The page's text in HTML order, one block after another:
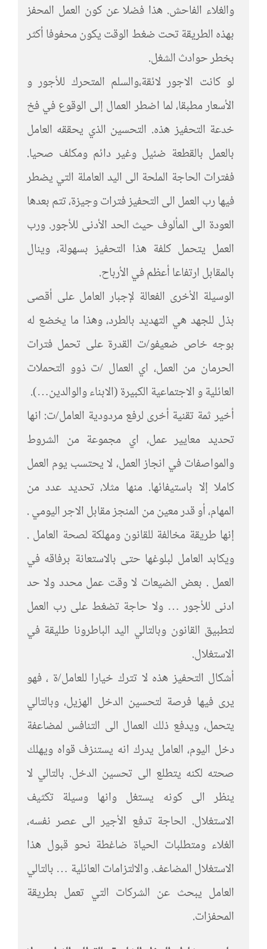
والغلاء الفاحش. هذا فضلا عن كون العمل المحفز
بهذه الطريقة تحت ضغط الوقت يكون محفوفا أكثر
بخطر حوادث الشغل.
لو كانت الاجور لائقة،والسلم المتحرك للأجور و
الأسعار مطبقا، لما اضطر العمال إلى الوقوع في فخ
خدعة التحفيز هذه. التحسين الذي يحققه العامل
بالعمل بالقطعة ضئيل وغير دائم ومكلف صحيا.
ففترات الحاجة الملحة الى اليد العاملة التي يضطر
فيها رب العمل الى التحفيز فترات وجيزة، تتم بعدها
العودة الى المألوف حيث الحد الأدنى للأجور. ورب
العمل يتحمل كلفة هذا التحفيز بسهولة، وينال
بالمقابل ارتفاعا أعظم في الأرباح.
الوسيلة الأخرى الفعالة لإجبار العامل على أقصى
بذل للجهد هي التهديد بالطرد، وهذا ما يخضع له
بوجه خاص ضعيفو/ت القدرة على تحمل فترات
الحرمان من العمل، اي العمال /ت ذوو التحملات
العائلية و الاجتماعية الكبيرة (الابناء والوالدين…).
أخير ثمة تقنية أخرى لرفع مردودية العامل/ت: انها
تحديد معايير عمل، اي مجموعة من الشروط
والمواصفات في انجاز العمل، لا يحتسب يوم العمل
كاملا إلا باستيفائها. منها مثلا، تحديد عدد من
المهام، أو قدر معين من المنجز مقابل الاجر اليومي .
إنها طريقة مخالفة للقانون ومهلكة لصحة العامل .
ويكابد العامل لبلوغها حتى بالاستعانة برفاقه في
العمل . بعض الضيعات لا وقت عمل محدد ولا حد
ادنى للأجور … ولا حاجة تضغط على رب العمل
لتطبيق القانون وبالتالي اليد الباطرونا طليقة في
الاستغلال.
أشكال التحفيز هذه لا تترك خيارا للعامل/ة ، فهو
يرى فيها فرصة لتحسين الدخل الهزيل، وبالتالي
يتحمل، ويدفع ذلك العمال الى التنافس لمضاعفة
دخل اليوم، العامل يدرك انه يستنزف قواه ويهلك
صحته لكنه يتطلع الى تحسين الدخل. بالتالي لا
ينظر الى كونه يستغل وانها وسيلة تكثيف
الاستغلال. الحاجة تدفع الأجير الى عصر نفسه،
الغلاء ومتطلبات الحياة ضاغطة نحو قبول هذا
الاستغلال المضاعف. والالتزامات العائلية … بالتالي
العامل يبحث عن الشركات التي تعمل بطريقة
المحفزات.